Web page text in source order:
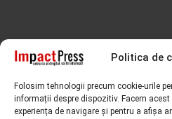
Politica de
Folosim tehnologii precum cookie-urile
informații despre dispozitiv. Facem
experiența de navigare și pentru a afișa
Faceți clic pe „Sunt de acord”